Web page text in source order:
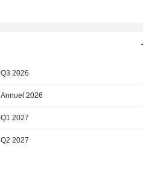
Q3 2026
Annuel 2026
Q1 2027
Q2 2027